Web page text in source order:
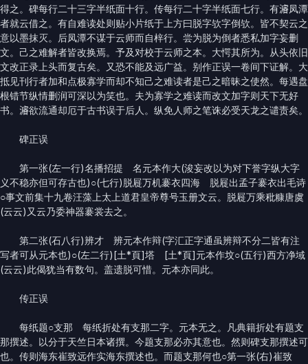
得之。碑每行二十三字半纸面十行。传每行二十字半纸面七行。有𤀹凤潭
者就云借之。有自难读处则贴小片纸于上方曰脱字欤字倒欤。皆不契云之
意以墨抹灭。后凤潭不谋于云师而自梓行。尝为脱为倒者悉私加字妄删
文。己之难解者皆改换焉。予及对校于云师之本。大愕其所为。从头依旧
文改正录上头而复古矣。又恐不能及远广益。别作正误一卷间下证解。大
抵见刊行者加和点极寡学而却不知己之难读者是己之暗昧之使然。每遇盘
根错节纵情删润可深以为笑也。夫为寡学之难读而改文加字则天下无好
书。𤀹欲流通却厄于古书误于后人。纵免人师之笔诛必受天龙之谴责矣。
碑正误
第一张(左一行)名播招提 名元本作大(浚妄改以为对下誉字纵大字
义不稳亦但可存古也)○(七行)脱屣万机褰衣四海 脱屣出孟子褰衣出毛诗
○事文前集十九卷汪藻上太上道君皇帝尊号玉册文云。脱屣万乘秕糠唐虞
(云云)又云乃委神器褰裳去之。
第二张(石八行)辨才 辨元本作辩(字汇正字通虽辨辩不分二皆有注
写者可从元本也)○(左二行)[土*頁]塔 [土*頁]元本作坟○(五行)西方净域
(云云)此偈犹当有数句。盖遗脱可惜。元本亦同此。
传正误
每纸题○支那 每纸折处有支那二字。元本无之。凡典籍折处有题支
那撰述。以分于天竺日本诸撰。今题支那必亦其意也。然则碑支那撰述可
也。传则海东崔致远作实海东撰述也。而题支那何也○第一张(右)崔致